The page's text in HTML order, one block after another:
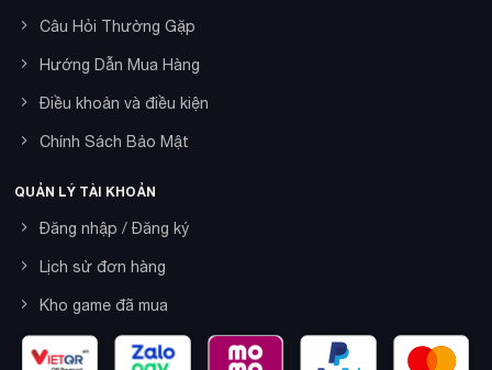
Câu Hỏi Thường Gặp
Hướng Dẫn Mua Hàng
Điều khoản và điều kiện
Chính Sách Bảo Mật
QUẢN LÝ TÀI KHOẢN
Đăng nhập / Đăng ký
Lịch sử đơn hàng
Kho game đã mua